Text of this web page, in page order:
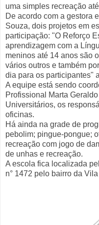
uma simples recreação
De acordo com a gestora
Souza, dois projetos em
participação: "O Reforço
aprendizagem com a
meninos até 14 anos são
vários outros e também
dia para os participantes"
A equipe está sendo
Profissional Marta
Universitários, os
oficinas.
Há ainda na grade de
pebolim; pingue-pongue;
recreação com jogo de
de unhas e recreação.
A escola fica localizada
n° 1472 pelo bairro da